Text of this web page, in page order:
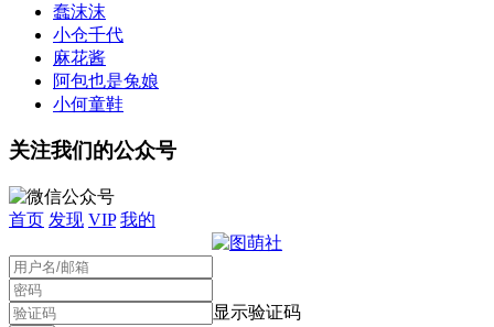
蠢沫沫
小仓千代
麻花酱
阿包也是兔娘
小何童鞋
关注我们的公众号
首页 发现 VIP 我的
显示验证码